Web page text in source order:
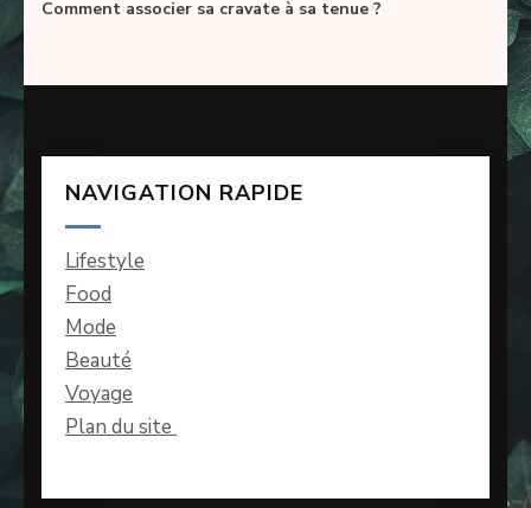
Comment associer sa cravate à sa tenue ?
NAVIGATION RAPIDE
Lifestyle
Food
Mode
Beauté
Voyage
Plan du site